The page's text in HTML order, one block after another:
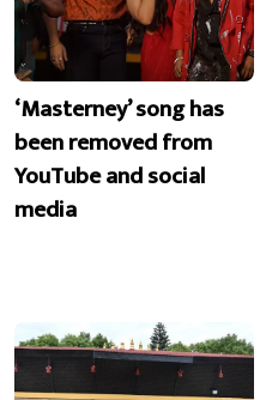
‘Masterney’ song has
been removed from
YouTube and social
media